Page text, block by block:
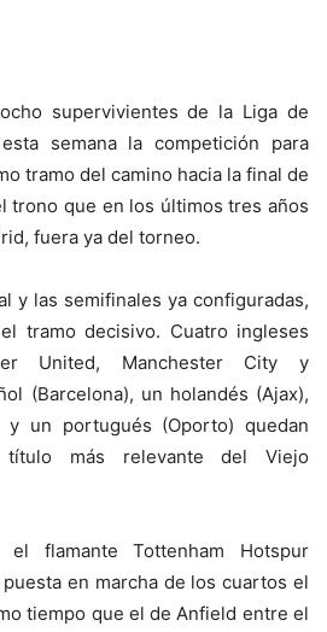
supervivientes de la Liga de
semana la competición para
tramo del camino hacia la final de
trono que en los últimos tres años
fuera ya del torneo.
y las semifinales ya configuradas,
tramo decisivo. Cuatro ingleses
United, Manchester City y
(Barcelona), un holandés (Ajax),
y un portugués (Oporto) quedan
más relevante del Viejo
flamante Tottenham Hotspur
en marcha de los cuartos el
tiempo que el de Anfield entre el